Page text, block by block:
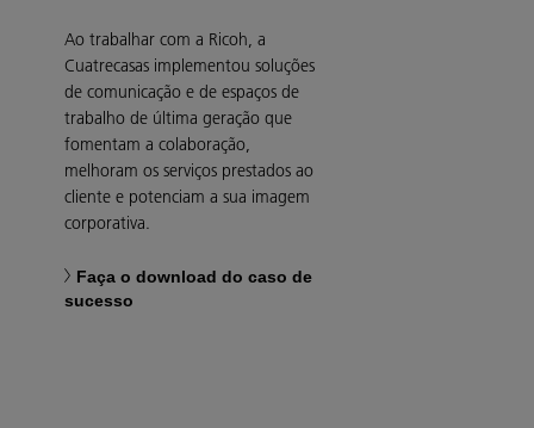
Ao trabalhar com a Ricoh, a
Cuatrecasas implementou soluções
de comunicação e de espaços de
trabalho de última geração que
fomentam a colaboração,
melhoram os serviços prestados ao
cliente e potenciam a sua imagem
corporativa.
Faça o download do caso de
sucesso